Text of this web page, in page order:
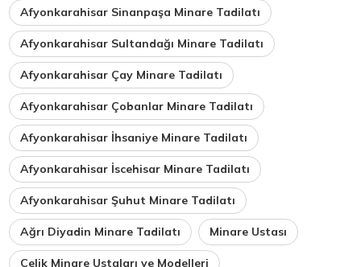
Afyonkarahisar Sinanpaşa Minare Tadilatı
Afyonkarahisar Sultandağı Minare Tadilatı
Afyonkarahisar Çay Minare Tadilatı
Afyonkarahisar Çobanlar Minare Tadilatı
Afyonkarahisar İhsaniye Minare Tadilatı
Afyonkarahisar İscehisar Minare Tadilatı
Afyonkarahisar Şuhut Minare Tadilatı
Ağrı Diyadin Minare Tadilatı Minare Ustası
Çelik Minare Ustaları ve Modelleri